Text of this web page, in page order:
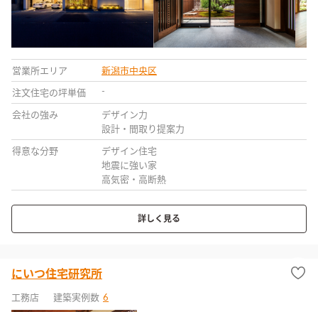
営業所エリア 新潟市中央区
注文住宅の坪単価 -
会社の強み
デザイン力
設計・間取り提案力
得意な分野
デザイン住宅
地震に強い家
高気密・高断熱
詳しく見る
にいつ住宅研究所
工務店 建築実例数 6